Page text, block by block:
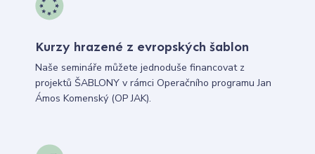
Kurzy hrazené z evropských šablon
Naše semináře můžete jednoduše financovat z
projektů ŠABLONY v rámci Operačního programu Jan
Ámos Komenský (OP JAK).